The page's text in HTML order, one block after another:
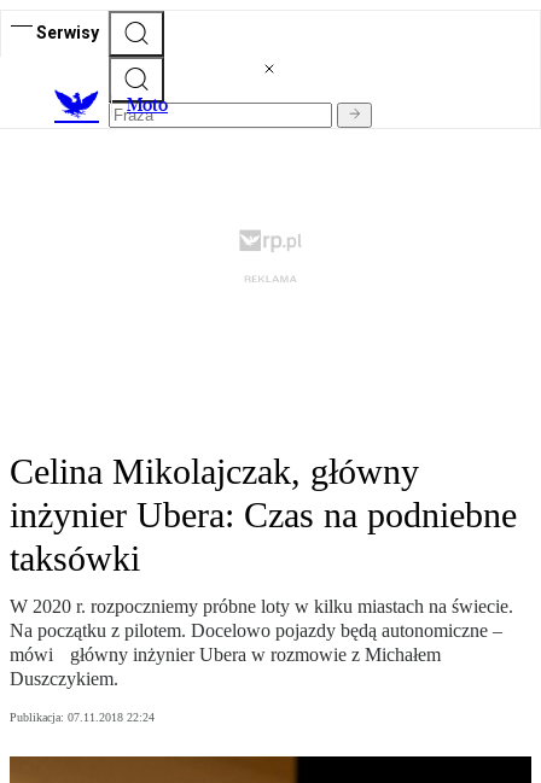
Serwisy
Moto
Celina Mikolajczak, główny
inżynier Ubera: Czas na podniebne
taksówki
W 2020 r. rozpoczniemy próbne loty w kilku miastach na świecie.
Na początku z pilotem. Docelowo pojazdy będą autonomiczne –
mówi główny inżynier Ubera w rozmowie z Michałem
Duszczykiem.
Publikacja: 07.11.2018 22:24